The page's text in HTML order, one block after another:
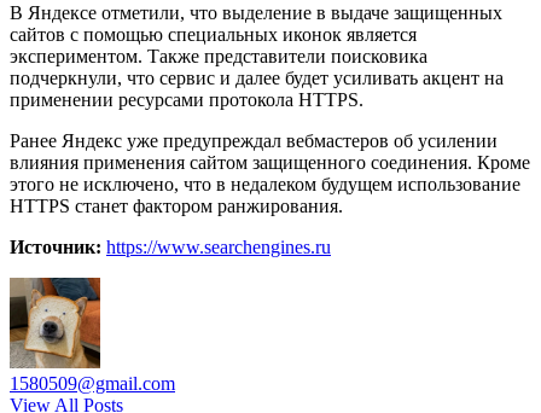
В Яндексе отметили, что выделение в выдаче защищенных
сайтов с помощью специальных иконок является
экспериментом. Также представители поисковика
подчеркнули, что сервис и далее будет усиливать акцент на
применении ресурсами протокола HTTPS.
Ранее Яндекс уже предупреждал вебмастеров об усилении
влияния применения сайтом защищенного соединения. Кроме
этого не исключено, что в недалеком будущем использование
HTTPS станет фактором ранжирования.
Источник: https://www.searchengines.ru
1580509@gmail.com
View All Posts